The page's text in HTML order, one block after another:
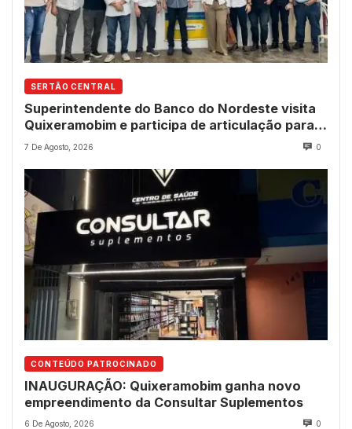
SERTÃO CENTRAL
Superintendente do Banco do Nordeste visita
Quixeramobim e participa de articulação para
avanço do futuro shopping
7 De Agosto, 2026 0
CONTEÚDO PATROCINADO
INAUGURAÇÃO: Quixeramobim ganha novo
empreendimento da Consultar Suplementos
6 De Agosto, 2026 0